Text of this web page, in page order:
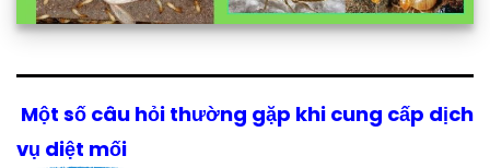
Một số câu hỏi thường gặp khi cung cấp dịch
vụ diệt mối